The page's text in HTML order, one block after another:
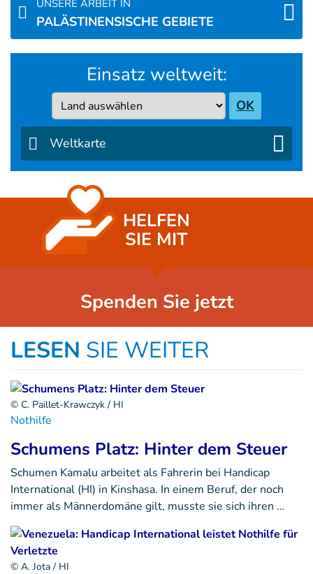
UNSERE ARBEIT IN
PALÄSTINENSISCHE GEBIETE
Einsatz weltweit:
Country OK
Weltkarte
HELFEN
SIE MIT
Spenden Sie jetzt
LESEN SIE WEITER
© C. Paillet-Krawczyk / HI
Nothilfe
Schumens Platz: Hinter dem Steuer
Schumen Kamalu arbeitet als Fahrerin bei Handicap
International (HI) in Kinshasa. In einem Beruf, der noch
immer als Männerdomäne gilt, musste sie sich ihren …
© A. Jota / HI